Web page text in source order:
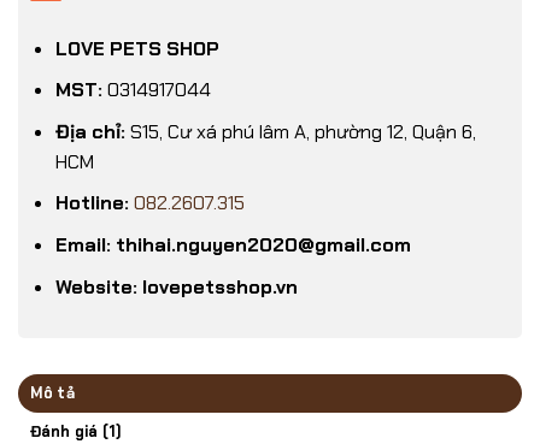
LOVE PETS SHOP
MST: 0314917044
Địa chỉ: S15, Cư xá phú lâm A, phường 12, Quận 6,
HCM
Hotline: 082.2607.315
Email: thihai.nguyen2020@gmail.com
Website: lovepetsshop.vn
Mô tả
Đánh giá (1)